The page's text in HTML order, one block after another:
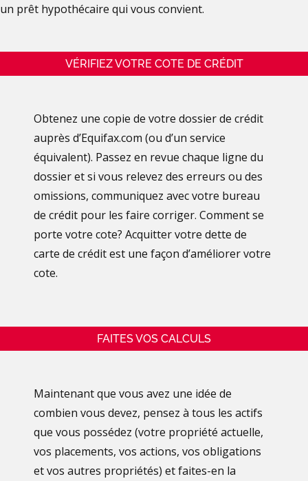
un prêt hypothécaire qui vous convient.
VÉRIFIEZ VOTRE COTE DE CRÉDIT
Obtenez une copie de votre dossier de crédit
auprès d’Equifax.com (ou d’un service
équivalent). Passez en revue chaque ligne du
dossier et si vous relevez des erreurs ou des
omissions, communiquez avec votre bureau
de crédit pour les faire corriger. Comment se
porte votre cote? Acquitter votre dette de
carte de crédit est une façon d’améliorer votre
cote.
FAITES VOS CALCULS
Maintenant que vous avez une idée de
combien vous devez, pensez à tous les actifs
que vous possédez (votre propriété actuelle,
vos placements, vos actions, vos obligations
et vos autres propriétés) et faites-en la